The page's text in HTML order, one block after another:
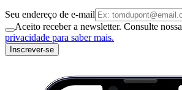
Seu endereço de e-mail
Aceito receber a newsletter. Consulte nossa
privacidade para saber mais.
Inscrever-se